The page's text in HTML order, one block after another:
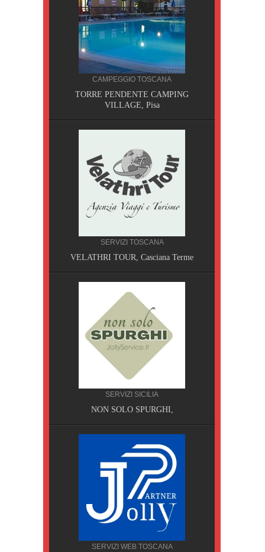
CAMPEGGIO TOSCANA
TORRE PENDENTE CAMPING
VILLAGE, Pisa
SERVIZI TOSCANA
VELATHRI TOUR, Casciana Terme
SERVIZI SICILIA
NON SOLO SPURGHI,
SERVIZI WEB TOSCANA